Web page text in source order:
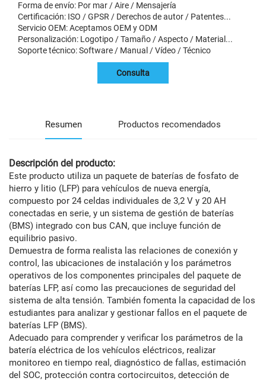
Forma de envío: Por mar / Aire / Mensajería
Certificación: ISO / GPSR / Derechos de autor / Patentes...
Servicio OEM: Aceptamos OEM y ODM
Personalización: Logotipo / Tamaño / Aspecto / Material...
Soporte técnico: Software / Manual / Vídeo / Técnico
Consulta
Resumen Productos recomendados
Descripción del producto:
Este producto utiliza un paquete de baterías de fosfato de
hierro y litio (LFP) para vehículos de nueva energía,
compuesto por 24 celdas individuales de 3,2 V y 20 AH
conectadas en serie, y un sistema de gestión de baterías
(BMS) integrado con bus CAN, que incluye función de
equilibrio pasivo.
Demuestra de forma realista las relaciones de conexión y
control, las ubicaciones de instalación y los parámetros
operativos de los componentes principales del paquete de
baterías LFP, así como las precauciones de seguridad del
sistema de alta tensión. También fomenta la capacidad de los
estudiantes para analizar y gestionar fallos en el paquete de
baterías LFP (BMS).
Adecuado para comprender y verificar los parámetros de la
batería eléctrica de los vehículos eléctricos, realizar
monitoreo en tiempo real, diagnóstico de fallas, estimación
del SOC, protección contra cortocircuitos, detección de